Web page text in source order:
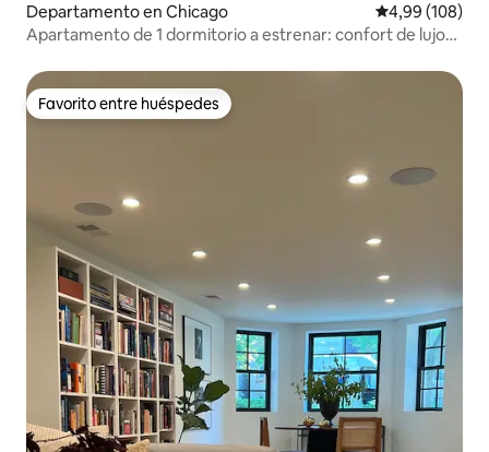
Departamento en Chicago Calificación
4,99 (108)
Apartamento de 1 dormitorio a estrenar: confort de lujo
Favorito entre huéspedes
Favorito entre huéspedes